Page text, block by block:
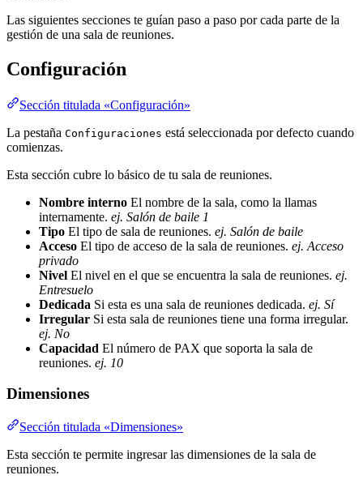
Las siguientes secciones te guían paso a paso por cada parte de la
gestión de una sala de reuniones.
Configuración
Sección titulada «Configuración»
La pestaña Configuraciones está seleccionada por defecto cuando
comienzas.
Esta sección cubre lo básico de tu sala de reuniones.
Nombre interno El nombre de la sala, como la llamas
internamente. ej. Salón de baile 1
Tipo El tipo de sala de reuniones. ej. Salón de baile
Acceso El tipo de acceso de la sala de reuniones. ej. Acceso
privado
Nivel El nivel en el que se encuentra la sala de reuniones. ej.
Entresuelo
Dedicada Si esta es una sala de reuniones dedicada. ej. Sí
Irregular Si esta sala de reuniones tiene una forma irregular.
ej. No
Capacidad El número de PAX que soporta la sala de
reuniones. ej. 10
Dimensiones
Sección titulada «Dimensiones»
Esta sección te permite ingresar las dimensiones de la sala de
reuniones.